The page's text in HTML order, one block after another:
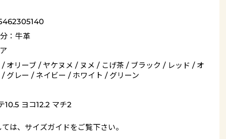
：牛革
/ オリーブ / ヤケヌメ / ヌメ / こげ茶 / ブラック / レッド / オ
/ グレー / ネイビー / ホワイト / グリーン
10.5 ヨコ12.2 マチ2
は、 サイズガイドをご覧下さい。